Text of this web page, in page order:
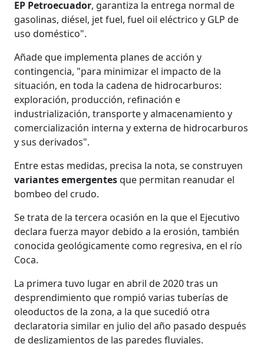
EP Petroecuador, garantiza la entrega normal de
gasolinas, diésel, jet fuel, fuel oil eléctrico y GLP de
uso doméstico".
Añade que implementa planes de acción y
contingencia, "para minimizar el impacto de la
situación, en toda la cadena de hidrocarburos:
exploración, producción, refinación e
industrialización, transporte y almacenamiento y
comercialización interna y externa de hidrocarburos
y sus derivados".
Entre estas medidas, precisa la nota, se construyen
variantes emergentesque permitan reanudar el
bombeo del crudo.
Se trata de la tercera ocasión en la que el Ejecutivo
declara fuerza mayor debido a la erosión, también
conocida geológicamente como regresiva, en el río
Coca.
La primera tuvo lugar en abril de 2020 tras un
desprendimiento que rompió varias tuberías de
oleoductos de la zona, a la que sucedió otra
declaratoria similar en julio del año pasado después
de deslizamientos de las paredes fluviales.